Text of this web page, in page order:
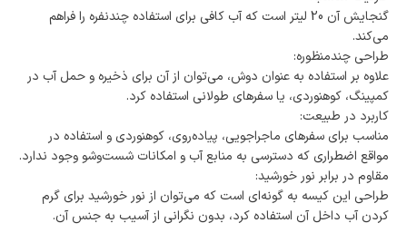
گنجایش آن 20 لیتر است که آب کافی برای استفاده چندنفره را فراهم
می‌کند.
طراحی چندمنظوره:
علاوه بر استفاده به عنوان دوش، می‌توان از آن برای ذخیره و حمل آب در
کمپینگ، کوهنوردی، یا سفرهای طولانی استفاده کرد.
کاربرد در طبیعت:
مناسب برای سفرهای ماجراجویی، پیاده‌روی، کوهنوردی و استفاده در
مواقع اضطراری که دسترسی به منابع آب و امکانات شست‌وشو وجود ندارد.
مقاوم در برابر نور خورشید:
طراحی این کیسه به گونه‌ای است که می‌توان از نور خورشید برای گرم
کردن آب داخل آن استفاده کرد، بدون نگرانی از آسیب به جنس آن.